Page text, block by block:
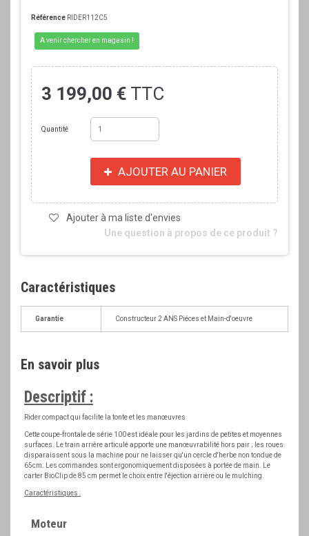
Référence RIDER112C5
A venir chercher en magasin !
3 199,00 € TTC
Quantité
AJOUTER AU PANIER
Ajouter à ma liste d'envies
Une question à propos de ce produit ?
Caractéristiques
Garantie Constructeur 2 ANS Piéces et Main-d'oeuvre
En savoir plus
Descriptif :
Rider compact qui facilite la tonte et les manœuvres
Cette coupe-frontale de série 100 est idéale pour les jardins de petites et moyennes
surfaces. Le train arrière articulé apporte une manœuvrabilité hors pair ; les roues
disparaissent sous la machine pour ne laisser qu'un cercle d'herbe non tondue de
65cm. Les commandes sont ergonomiquement disposées à portée de main. Le
carter BioClip de 85 cm permet le choix entre l'éjection arrière ou le mulching.
Caractéristiques :
Moteur